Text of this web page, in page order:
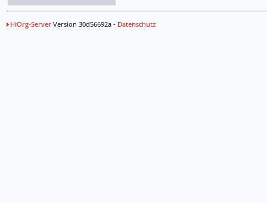
HiOrg-ServerVersion 30d56692a - Datenschutz